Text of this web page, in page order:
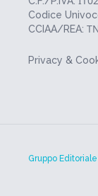
Codice
CCIAA/REA:
Privacy &
Gruppo